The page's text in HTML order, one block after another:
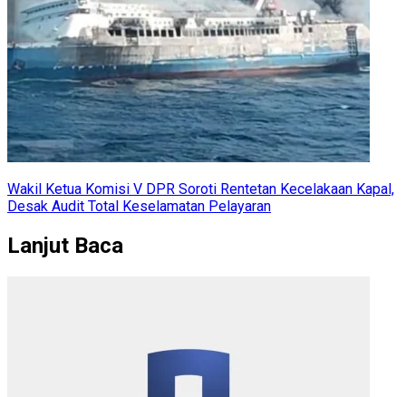
Wakil Ketua Komisi V DPR Soroti Rentetan Kecelakaan Kapal,
Desak Audit Total Keselamatan Pelayaran
Lanjut Baca